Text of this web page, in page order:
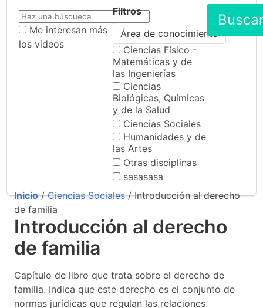
Me interesan más
los videos
Filtros
Área de conocimiento
Ciencias Físico -
Matemáticas y de
las Ingenierías
Ciencias
Biológicas, Químicas
y de la Salud
Ciencias Sociales
Humanidades y de
las Artes
Otras disciplinas
sasasasa
Inicio/Ciencias Sociales/ Introducción al derecho
de familia
Introducción al derecho
de familia
Capítulo de libro que trata sobre el derecho de
familia. Indica que este derecho es el conjunto de
normas jurídicas que regulan las relaciones